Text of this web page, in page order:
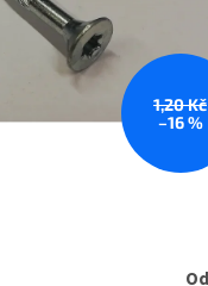
1,20 Kč
–16 %